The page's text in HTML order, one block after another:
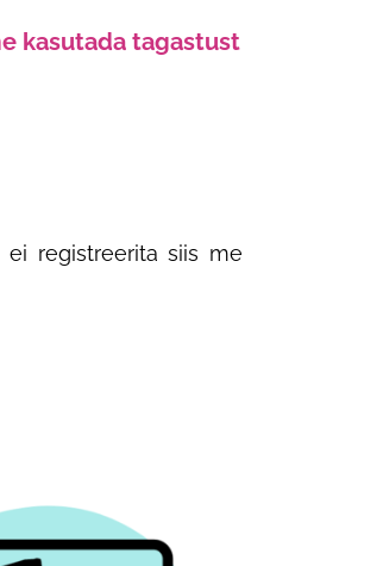
kasutada tagastust
registreerita siis me